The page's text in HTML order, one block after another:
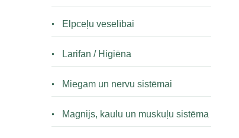
Elpceļu veselībai
Larifan / Higiēna
Miegam un nervu sistēmai
Magnijs, kaulu un muskuļu sistēma